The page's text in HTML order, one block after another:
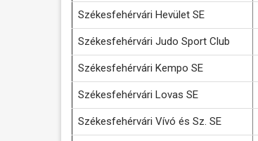
Székesfehérvári Hevület SE
Székesfehérvári Judo Sport Club
Székesfehérvári Kempo SE
Székesfehérvári Lovas SE
Székesfehérvári Vívó és Sz. SE